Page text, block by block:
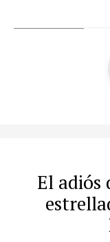
El adiós